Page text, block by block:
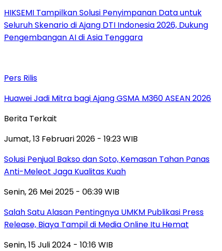
HIKSEMI Tampilkan Solusi Penyimpanan Data untuk
Seluruh Skenario di Ajang DTI Indonesia 2026, Dukung
Pengembangan AI di Asia Tenggara
Pers Rilis
Huawei Jadi Mitra bagi Ajang GSMA M360 ASEAN 2026
Berita Terkait
Jumat, 13 Februari 2026 - 19:23 WIB
Solusi Penjual Bakso dan Soto, Kemasan Tahan Panas
Anti-Meleot Jaga Kualitas Kuah
Senin, 26 Mei 2025 - 06:39 WIB
Salah Satu Alasan Pentingnya UMKM Publikasi Press
Release, Biaya Tampil di Media Online Itu Hemat
Senin, 15 Juli 2024 - 10:16 WIB